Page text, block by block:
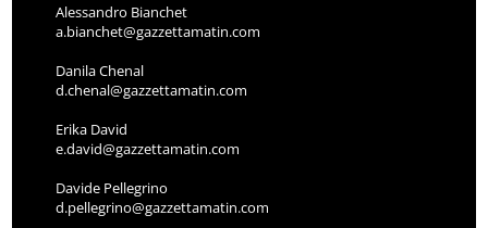
Alessandro Bianchet
a.bianchet@gazzettamatin.com
Danila Chenal
d.chenal@gazzettamatin.com
Erika David
e.david@gazzettamatin.com
Davide Pellegrino
d.pellegrino@gazzettamatin.com